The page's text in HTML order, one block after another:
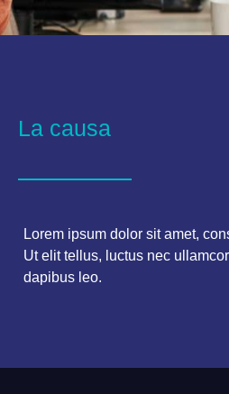
La causa
Lorem ipsum dolor sit amet,
Ut elit tellus, luctus nec
dapibus leo.